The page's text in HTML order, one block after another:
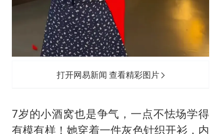
打开网易新闻 查看精彩图片
7岁的小酒窝也是争气，一点不怯场学得
有模有样！她穿着一件灰色针织开衫，内